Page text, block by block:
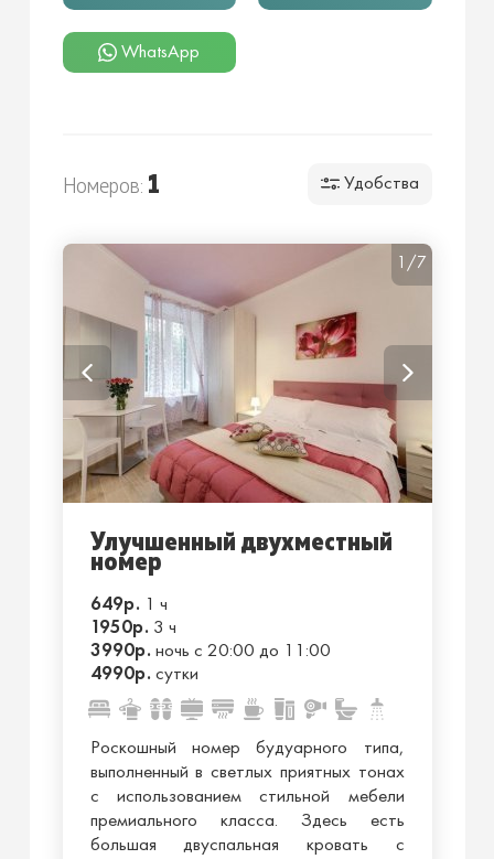
WhatsApp
Номеров: 1 Удобства
1/7
Улучшенный двухместный
номер
649р. 1 ч
1950р. 3 ч
3990р. ночь с 20:00 до 11:00
4990р. сутки
Роскошный номер будуарного типа,
выполненный в светлых приятных тонах
с использованием стильной мебели
премиального класса. Здесь есть
большая двуспальная кровать с